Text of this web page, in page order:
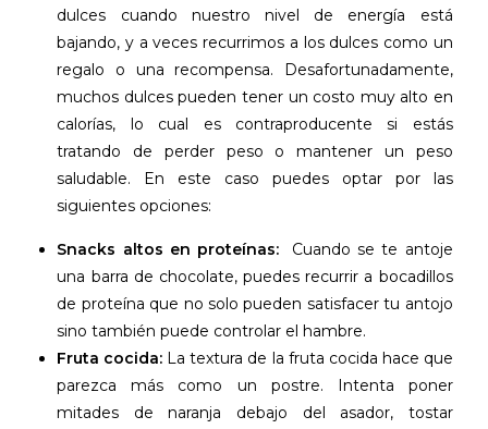
dulces cuando nuestro nivel de energía está
bajando, y a veces recurrimos a los dulces como un
regalo o una recompensa. Desafortunadamente,
muchos dulces pueden tener un costo muy alto en
calorías, lo cual es contraproducente si estás
tratando de perder peso o mantener un peso
saludable. En este caso puedes optar por las
siguientes opciones:
Snacks altos en proteínas: Cuando se te antoje
una barra de chocolate, puedes recurrir a bocadillos
de proteína que no solo pueden satisfacer tu antojo
sino también puede controlar el hambre.
Fruta cocida: La textura de la fruta cocida hace que
parezca más como un postre. Intenta poner
mitades de naranja debajo del asador, tostar